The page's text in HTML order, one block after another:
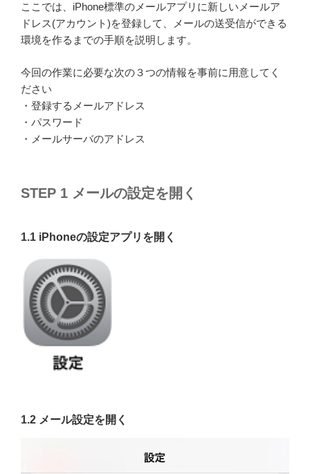
ここでは、iPhone標準のメールアプリに新しいメールア
ドレス(アカウント)を登録して、メールの送受信ができる
環境を作るまでの手順を説明します。
今回の作業に必要な次の３つの情報を事前に用意してく
ださい
・登録するメールアドレス
・パスワード
・メールサーバのアドレス
STEP 1 メールの設定を開く
1.1 iPhoneの設定アプリを開く
1.2 メール設定を開く